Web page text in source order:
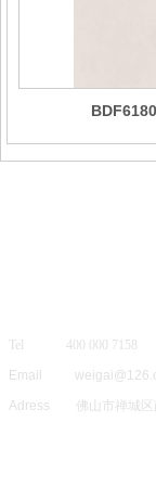
Tel 400 000 7158
Email
Adress 佛山市禅城区